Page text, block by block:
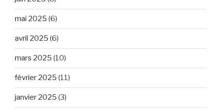
mai 2025 (6)
avril 2025 (6)
mars 2025 (10)
février 2025 (11)
janvier 2025 (3)